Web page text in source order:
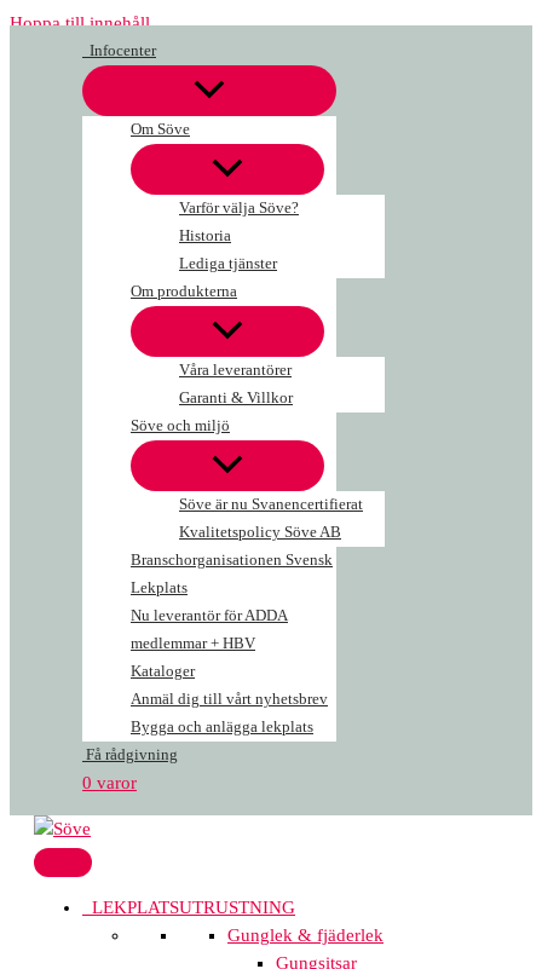
Hoppa till innehåll
Infocenter
Om Söve
Varför välja Söve?
Historia
Lediga tjänster
Om produkterna
Våra leverantörer
Garanti & Villkor
Söve och miljö
Söve är nu Svanencertifierat
Kvalitetspolicy Söve AB
Branschorganisationen Svensk
Lekplats
Nu leverantör för ADDA
medlemmar + HBV
Kataloger
Anmäl dig till vårt nyhetsbrev
Bygga och anlägga lekplats
Få rådgivning
0 varor
LEKPLATSUTRUSTNING
Gunglek & fjäderlek
Gungsitsar